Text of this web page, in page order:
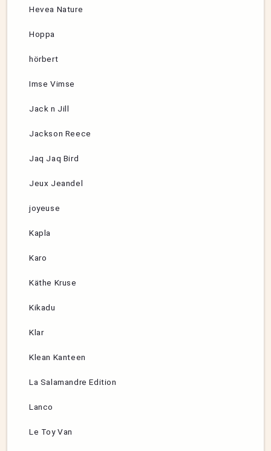
Hevea Nature
Hoppa
hörbert
Imse Vimse
Jack n Jill
Jackson Reece
Jaq Jaq Bird
Jeux Jeandel
joyeuse
Kapla
Karo
Käthe Kruse
Kikadu
Klar
Klean Kanteen
La Salamandre Edition
Lanco
Le Toy Van